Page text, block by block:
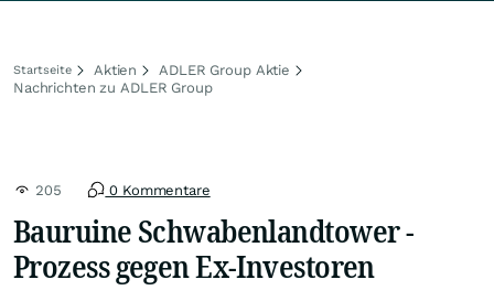
Startseite Aktien
ADLER Group Aktie
Nachrichten zu ADLER Group
205 0 Kommentare
Bauruine Schwabenlandtower -
Prozess gegen Ex-Investoren